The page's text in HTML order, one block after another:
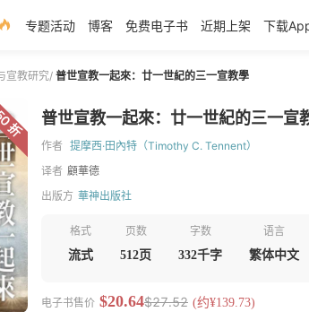
专题活动 博客 免费电子书 近期上架 下载
宣教研究/ 普世宣教一起來：廿一世紀的三一宣教學
折 普世宣教一起來：廿一世紀的三一宣
作者 提摩西·田內特（Timothy C. Tennent）
译者 顧華德
出版方 華神出版社
格式
流式
页数
512页
字数
332千字
语言
繁体中文
电子书售价 $20.64$27.52 (约¥139.73)